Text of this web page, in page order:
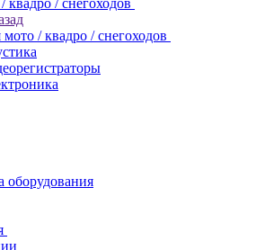
квадро / снегоходов
мото / квадро / снегоходов
оборудования